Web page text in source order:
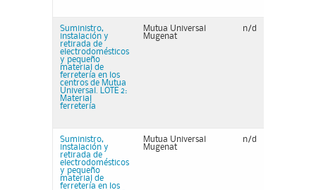
Suministro,
instalación y
retirada de
electrodomésticos
y pequeño
material de
ferretería en los
centros de Mutua
Universal. LOTE 2:
Material
ferretería
Mutua Universal
Mugenat
n/d
Suministro,
instalación y
retirada de
electrodomésticos
y pequeño
material de
ferretería en los
Mutua Universal
Mugenat
n/d